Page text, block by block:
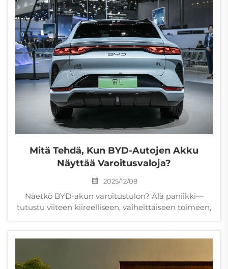
Mitä Tehdä, Kun BYD-Autojen Akku
Näyttää Varoitusvaloja?
2025/12/08
Näetkö BYD-akun varoitustulon? Älä paniikki—
tutustu viiteen kiireelliseen, vaiheittaiseen toimeen,